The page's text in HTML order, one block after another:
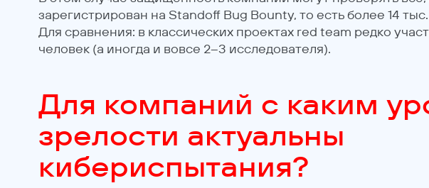
зарегистрирован на Standoff Bug Bounty, то есть более 14
Для сравнения: в классических проектах red team редко
человек (а иногда и вовсе 2–3 исследователя).
Для компаний с каким
зрелости актуальны
кибериспытания?